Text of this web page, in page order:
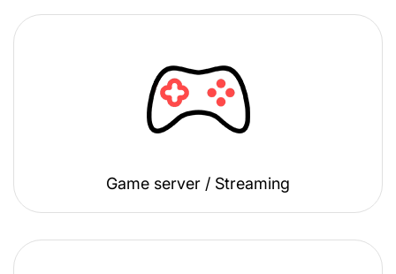
Game server / Streaming